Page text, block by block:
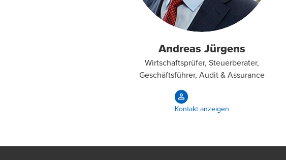
Andreas Jürgens
Wirtschaftsprüfer, Steuerberater,
Geschäftsführer, Audit & Assurance
Kontakt anzeigen